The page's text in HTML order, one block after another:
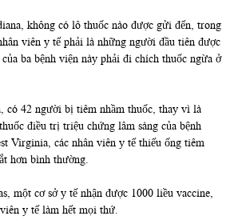
không có lô thuốc nào được gửi đến, trong
viên y tế phải là những người đầu tiên được
ba bệnh viện này phải đi chích thuốc ngừa ở
có 42 người bị tiêm nhầm thuốc, thay vì là
điều trị triệu chứng lâm sàng của bệnh
Virginia, các nhân viên y tế thiếu ống tiêm
hơn bình thường.
một cơ sở y tế nhận được 1000 liều vaccine,
y tế làm hết mọi thứ.